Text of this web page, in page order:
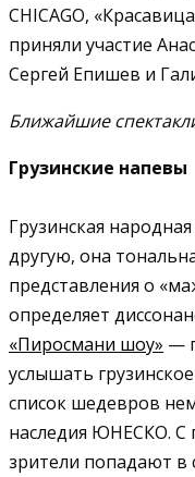
CHICAGO,
приняли участие
Сергей Епишев и
Ближайшие
Грузинские напевы
Грузинская
другую, она
представления о
определяет
«Пиросмани шоу» —
услышать
список шедевров
наследия ЮНЕСКО. С
зрители попадают в